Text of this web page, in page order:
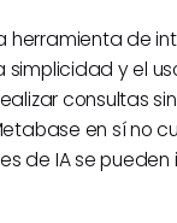
herramienta de
y el
consultas
en sí no
de IA se